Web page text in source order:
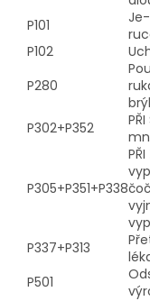
P101
P102
P280
P302+P352
P305+P351+P338
P337+P313
P501